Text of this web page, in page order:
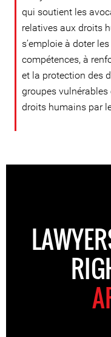
qui soutient les
relatives aux droits
s’emploie à doter
compétences, à
et la protection des
groupes
droits humains par